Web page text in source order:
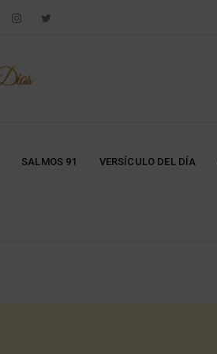
SALMOS 91 VERSÍCULO DEL DÍA